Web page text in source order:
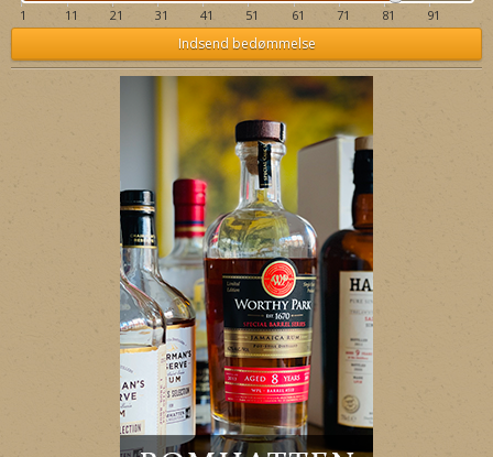
1 11 21 31 41 51 61 71 81 91
Indsend bedømmelse